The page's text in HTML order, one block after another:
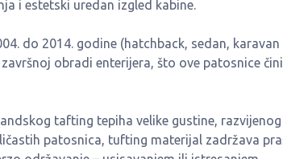
i estetski uredan izgled kabine.
do 2014. godine (hatchback, sedan, karavan
obradi enterijera, što ove patosnice
tafting tepiha velike gustine,
patosnica, tufting materijal zadržava